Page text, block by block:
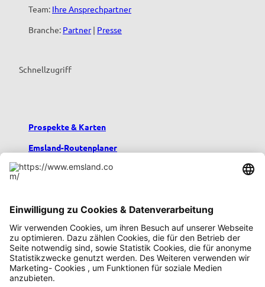
Team: Ihre Ansprechpartner
Branche: Partner| Presse
Schnellzugriff
Prospekte & Karten
Emsland-Routenplaner
Emsland-Blog
Urlaub mit Kindern
Podcast emsland.entspannt
Emsland-Newsletter